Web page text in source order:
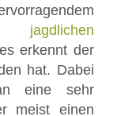
jagdlichen
erkennt der
hat. Dabei
eine sehr
meist einen